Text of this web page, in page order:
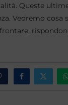
Queste
Vedremo